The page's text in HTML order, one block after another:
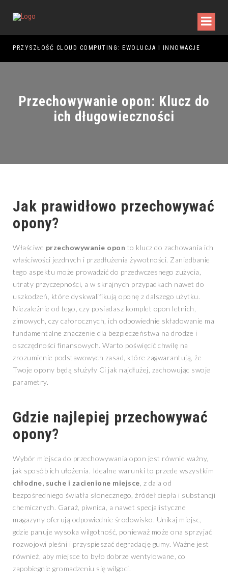
PRZYSZŁOŚĆ CLOUD COMPUTING: EWOLUCJA I INNOWACJE
Przechowywanie opon: Klucz do
ich długowieczności
Jak prawidłowo przechowywać
opony?
Właściwe przechowywanie opon to klucz do zachowania ich
właściwości jezdnych i przedłużenia żywotności. Zaniedbanie
tego aspektu może prowadzić do przedwczesnego zużycia,
utraty przyczepności, a w skrajnych przypadkach nawet do
uszkodzeń, które dyskwalifikują oponę z dalszego użytku.
Niezależnie od tego, czy posiadasz komplet opon letnich,
zimowych, czy całorocznych, ich odpowiednie składowanie ma
fundamentalne znaczenie dla bezpieczeństwa na drodze i
oszczędności finansowych. Warto poświęcić chwilę na
zrozumienie podstawowych zasad, które zagwarantują, że
Twoje opony będą służyły Ci jak najdłużej, zachowując swoje
parametry.
Gdzie najlepiej przechowywać
opony?
Wybór miejsca do przechowywania opon jest równie ważny,
jak sposób ich ułożenia. Idealne warunki to przede wszystkim
chłodne, suche i zacienione miejsce , z dala od
bezpośredniego światła słonecznego, źródeł ciepła i substancji
chemicznych. Garaż, piwnica, a nawet specjalistyczne
magazyny oferują odpowiednie środowisko. Unikaj miejsc,
gdzie panuje wysoka wilgotność, ponieważ może ona sprzyjać
rozwojowi pleśni i przyspieszać degradację gumy. Ważne jest
również, aby miejsce to było dobrze wentylowane, co
zapobiegnie gromadzeniu się wilgoci.